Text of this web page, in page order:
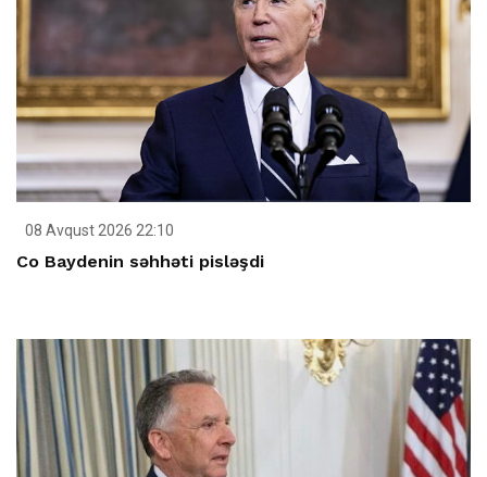
08 Avqust 2026 22:10
Co Baydenin səhhəti pisləşdi